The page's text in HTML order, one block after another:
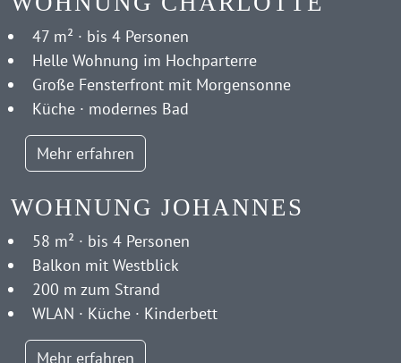
47 m² · bis 4 Personen
Helle Wohnung im Hochparterre
Große Fensterfront mit Morgensonne
Küche · modernes Bad
Mehr erfahren
WOHNUNG JOHANNES
58 m² · bis 4 Personen
Balkon mit Westblick
200 m zum Strand
WLAN · Küche · Kinderbett
Mehr erfahren